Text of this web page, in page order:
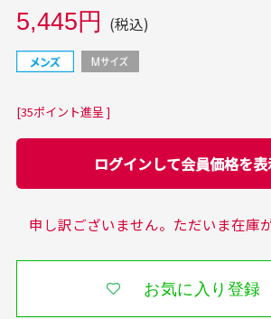
5,445円 (税込)
[35ポイント進呈 ]
ログインして会員価格を
申し訳ございません。ただいま在庫
お気に入り登録